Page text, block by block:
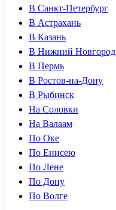
В Санкт-Петербург
В Астрахань
В Казань
В Нижний Новгород
В Пермь
В Ростов-на-Дону
В Рыбинск
На Соловки
На Валаам
По Оке
По Енисею
По Лене
По Дону
По Волге